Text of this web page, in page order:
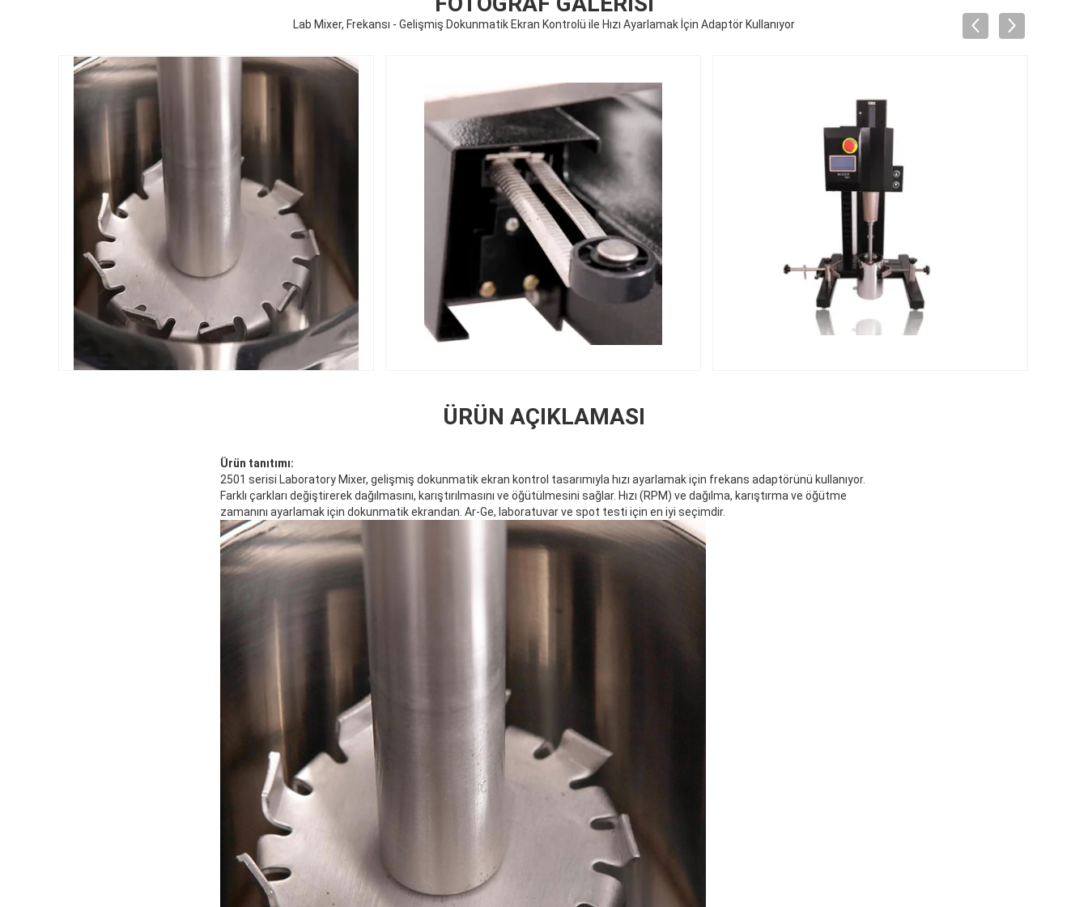
Lab Mixer, Frekansı - Gelişmiş Dokunmatik Ekran Kontrolü ile Hızı Ayarlamak İçin Adaptör Kullanıyor
ÜRÜN AÇIKLAMASI
Ürün tanıtımı:
2501 serisi Laboratory Mixer, gelişmiş dokunmatik ekran kontrol tasarımıyla hızı ayarlamak için frekans adaptörünü kullanıyor.
Farklı çarkları değiştirerek dağılmasını, karıştırılmasını ve öğütülmesini sağlar. Hızı (RPM) ve dağılma, karıştırma ve öğütme
zamanını ayarlamak için dokunmatik ekrandan. Ar-Ge, laboratuvar ve spot testi için en iyi seçimdir.